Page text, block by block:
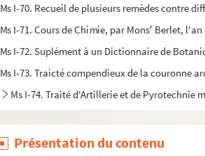
Ms I-70. Recueil de plusieurs remèdes contre
Ms I-71. Cours de Chimie, par Monsr Berlet, l'an
Ms I-72. Suplément à un Dictionnaire de
Ms I-73. Traicté compendieux de la couronne
Ms I-74. Traité d'Artillerie et de Pyrotechnie
Présentation du contenu